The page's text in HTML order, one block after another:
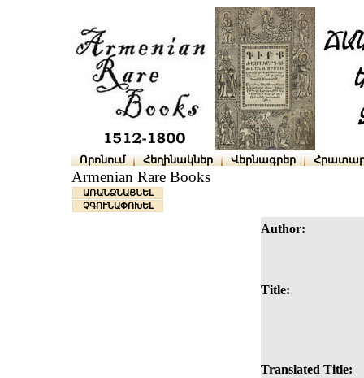
Որոնում Հեղինակներ Վերնագրեր
Armenian Rare Books
ԱՌԱՆՁՆԱՑՆԵԼ
ՉԳՈՒՆԱՓՈԽԵԼ
Author:
Title:
Translated Title: